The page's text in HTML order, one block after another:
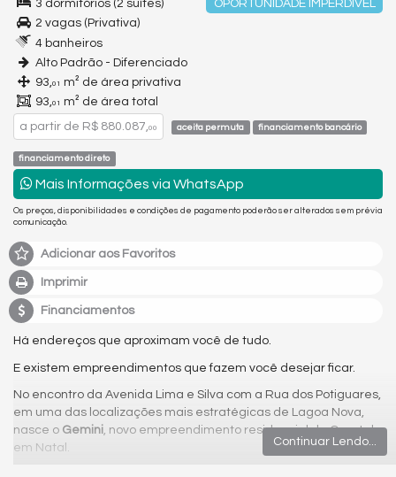
OPORTUNIDADE IMPERDÍVEL
3 dormitórios (2 suítes)
2 vagas (Privativa)
4 banheiros
Alto Padrão - Diferenciado
93,01 m² de área privativa
93,01 m² de área total
a partir de R$ 880.087,00 aceita permuta financiamento bancário
financiamento direto
Mais Informações via WhatsApp
Os preços, disponibilidades e condições de pagamento poderão ser alterados sem prévia
comunicação.
Adicionar aos Favoritos
Imprimir
Financiamentos
Há endereços que aproximam você de tudo.
E existem empreendimentos que fazem você desejar ficar.
No encontro da Avenida Lima e Silva com a Rua dos Potiguares,
em uma das localizações mais estratégicas de Lagoa Nova,
nasce o Gemini, novo empreendimento residencial da Constel
em Natal.
Continuar Lendo...